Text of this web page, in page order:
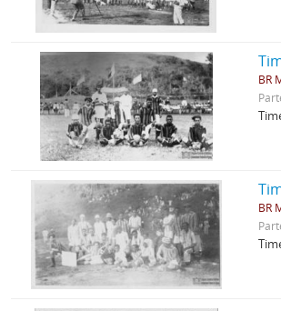
BR
BR